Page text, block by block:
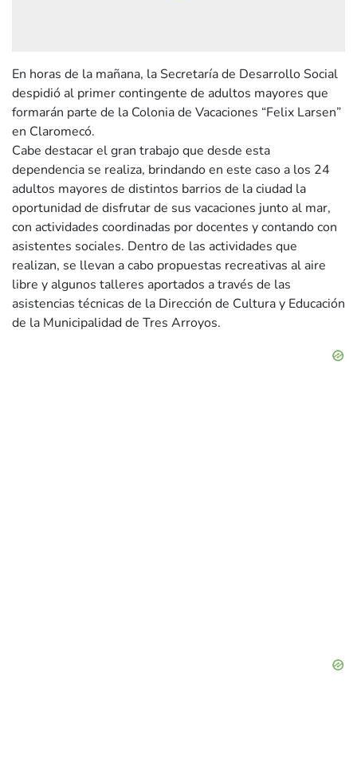
En horas de la mañana, la Secretaría de Desarrollo Social
despidió al primer contingente de adultos mayores que
formarán parte de la Colonia de Vacaciones “Felix Larsen”
en Claromecó.
Cabe destacar el gran trabajo que desde esta
dependencia se realiza, brindando en este caso a los 24
adultos mayores de distintos barrios de la ciudad la
oportunidad de disfrutar de sus vacaciones junto al mar,
con actividades coordinadas por docentes y contando con
asistentes sociales. Dentro de las actividades que
realizan, se llevan a cabo propuestas recreativas al aire
libre y algunos talleres aportados a través de las
asistencias técnicas de la Dirección de Cultura y Educación
de la Municipalidad de Tres Arroyos.